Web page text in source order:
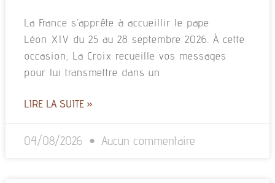
La France s’apprête à accueillir le pape
Léon XIV du 25 au 28 septembre 2026. À cette
occasion, La Croix recueille vos messages
pour lui transmettre dans un
LIRE LA SUITE »
04/08/2026 Aucun commentaire